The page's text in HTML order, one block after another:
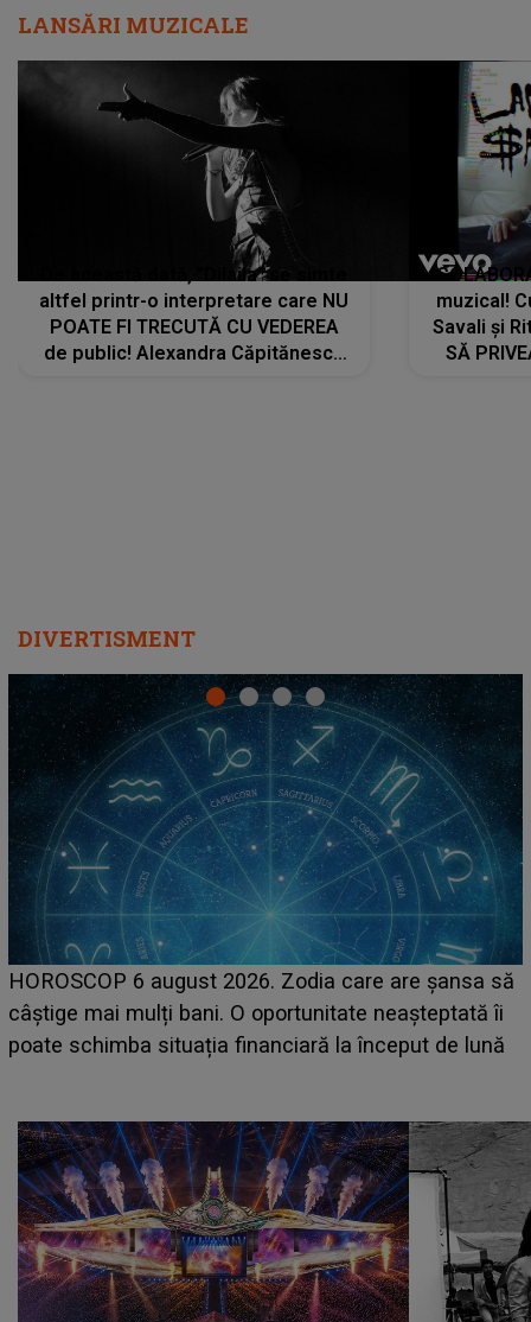
LANSĂRI MUZICALE
De această dată, "Dilaila" se simte
altfel printr-o interpretare care NU
POATE FI TRECUTĂ CU VEDEREA
de public! Alexandra Căpitănescu
muzical!
Savali și
SĂ
DIVERTISMENT
să
îi
LINE-UP UNTOLD ONE, prima zi. Cine sunt
care deschid festivalul și de la ce ore au loc cele
așteptate concerte pe scena principală?